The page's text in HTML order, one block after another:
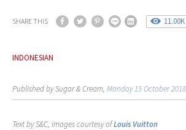
SHARE THIS 11.00K
INDONESIAN
Published by Sugar & Cream, Monday 15 October 2018
Text by S&C, images courtesy ofLouis Vuitton